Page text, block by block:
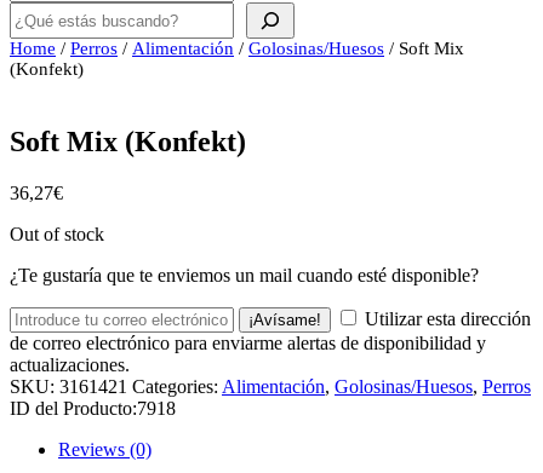
Buscar
Home / Perros / Alimentación / Golosinas/Huesos / Soft Mix
(Konfekt)
Soft Mix (Konfekt)
36,27€
Out of stock
¿Te gustaría que te enviemos un mail cuando esté disponible?
¡Avísame!
Utilizar esta dirección
de correo electrónico para enviarme alertas de disponibilidad y
actualizaciones.
SKU: 3161421 Categories: Alimentación, Golosinas/Huesos, Perros
ID del Producto:7918
Reviews (0)